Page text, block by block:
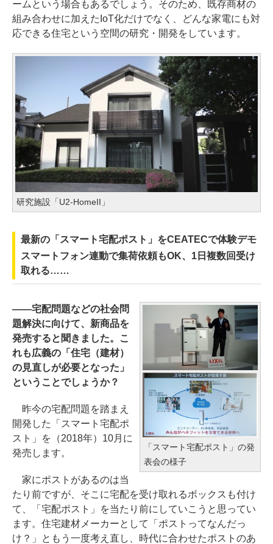
ームという場合もあるでしょう。そのため、既存商材の
組み合わせに加えたIoT化だけでなく、どんな家電にも対
応できる住宅という空間の研究・開発をしています。
研究施設「U2-HomeII」
最新の「スマート宅配ポスト」をCEATECで体験デモ
スマートフォン連動で集荷依頼もOK、1日複数回受け
取れる……
「スマート宅配ポスト」の発
表会の様子
――宅配問題などの社会問
題解決に向けて、新商品を
発売すると聞きました。こ
れも広義の「住宅（建材）
の見直しが必要となった」
ということでしょうか？
昨今の宅配問題を踏まえ
開発した「スマート宅配ポ
スト」を（2018年）10月に
発売します。
家にポストがあるのは当
たり前ですが、そこに宅配を受け取れるボックスも付け
て、「宅配ポスト」を当たり前にしていこうと思ってい
ます。住宅建材メーカーとして「ポストってなんだっ
け？」ともう一度考え直し、時代に合わせたポストのあ